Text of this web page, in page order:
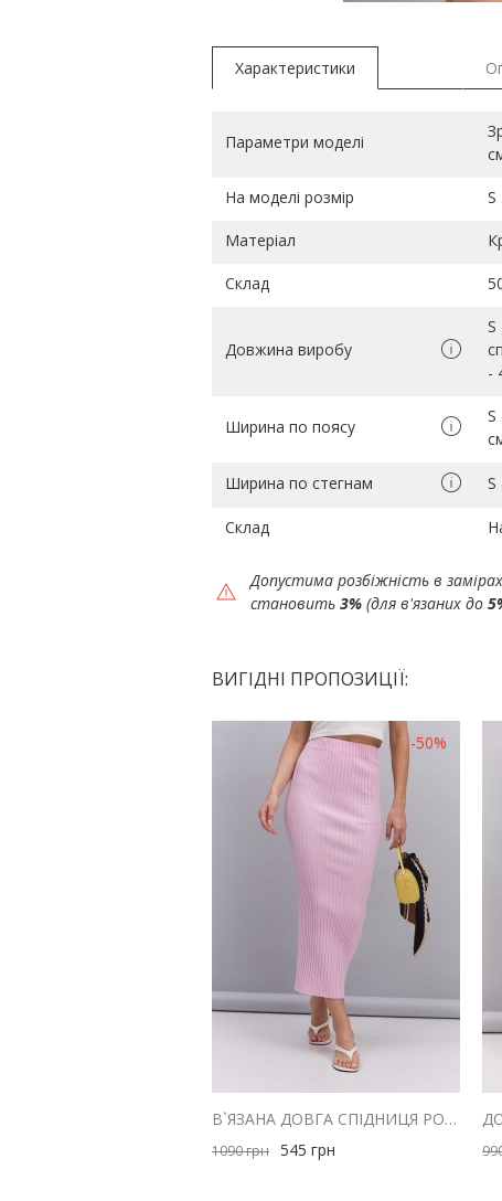
Характеристики
Параметри моделі
На моделі розмір S
Матеріал
Склад
Довжина виробу
S
-
Ширина по поясу
S
Ширина по стегнам S
Склад
Допустима розбіжність в
становить 3% (для в'язаних до
ВИГІДНІ ПРОПОЗИЦІЇ:
-50%
В`ЯЗАНА ДОВГА СПІДНИЦЯ РОЖЕВА В ШИРОКИЙ РУБЧИК
1090грн 545 грн